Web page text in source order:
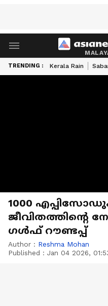
TRENDING : Kerala Rain
1000
ജീവിതത്തിന്റെ
ഗൾഫ് റൗണ്ടപ്പ്
Author : Reshma Mohan
Published : Jan 04 2026,